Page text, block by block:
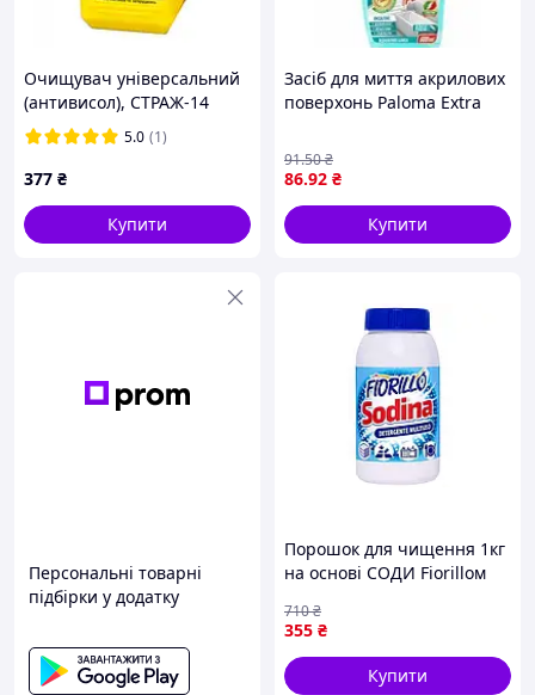
Очищувач універсальний
(антивисол), СТРАЖ-14
(сухий порошковий
концентрат 1:20), пляшка 1
кг
5.0 (1)
377 ₴
Купити
Засіб для миття акрилових
поверхонь Paloma Extra
86.92 ₴
91.50₴
Купити
Персональні товарні
підбірки у додатку
Порошок для чищення 1кг
на основі СОДИ Fiorilloм
FIORILLO "Wr"
355 ₴
710₴
Купити